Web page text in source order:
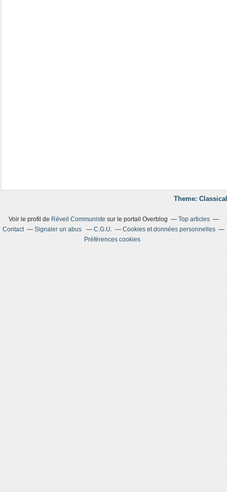
Theme:
Voir le profil de Réveil Communiste sur le portail Overblog
Top articles
Contact
Signaler un abus C.G.U.
Cookies et données personnelles
Préférences cookies